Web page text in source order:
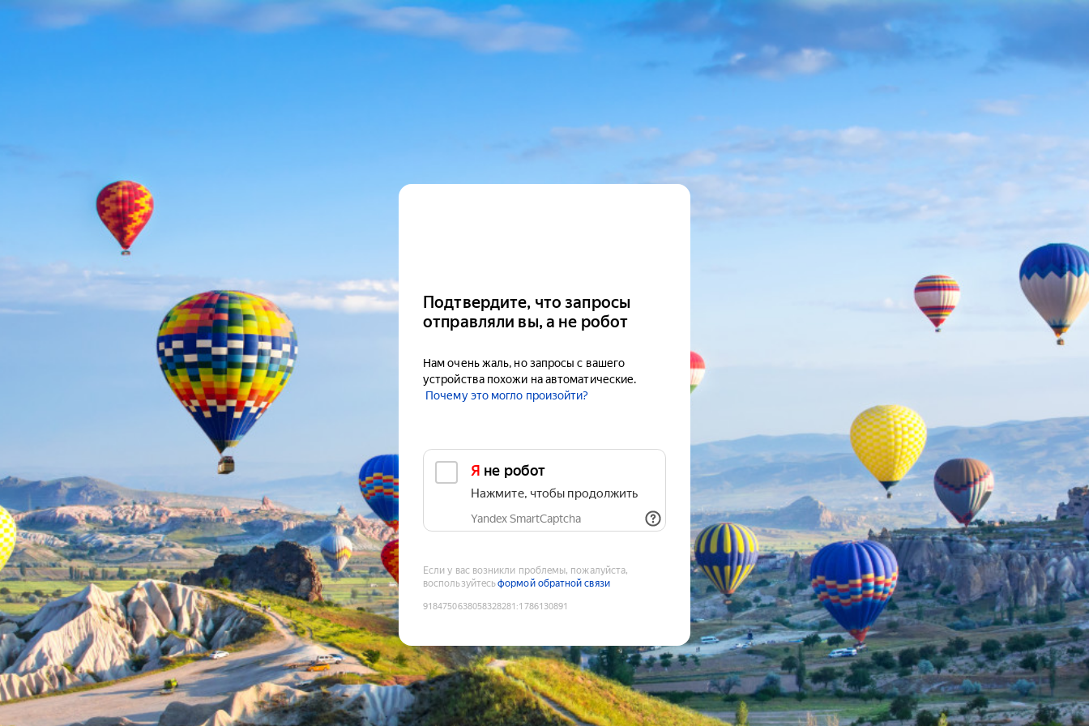
Подтвердите, что запросы
отправляли вы, а не робот
Нам очень жаль, но запросы с вашего
устройства похожи на автоматические.
Почему это могло произойти?
Я не робот
Нажмите, чтобы продолжить
Yandex SmartCaptcha
Если у вас возникли проблемы, пожалуйста,
воспользуйтесьформой обратной связи
9184750638058328281 :1786130891